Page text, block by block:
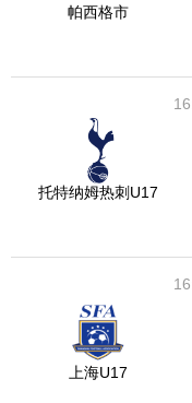
帕西格市
托特纳姆热刺U17
上海U17